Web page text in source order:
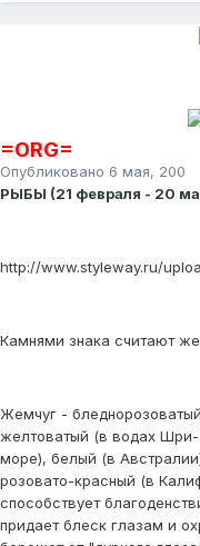
=ORG=
Опубликовано 6 мая, 2008
РЫБЫ (21 февраля - 20
http://www.styleway.ru/
Камнями знака считают
Жемчуг -
желтоватый (в водах
море), белый (в
розовато-красный (в
способствует
придает блеск глазам и